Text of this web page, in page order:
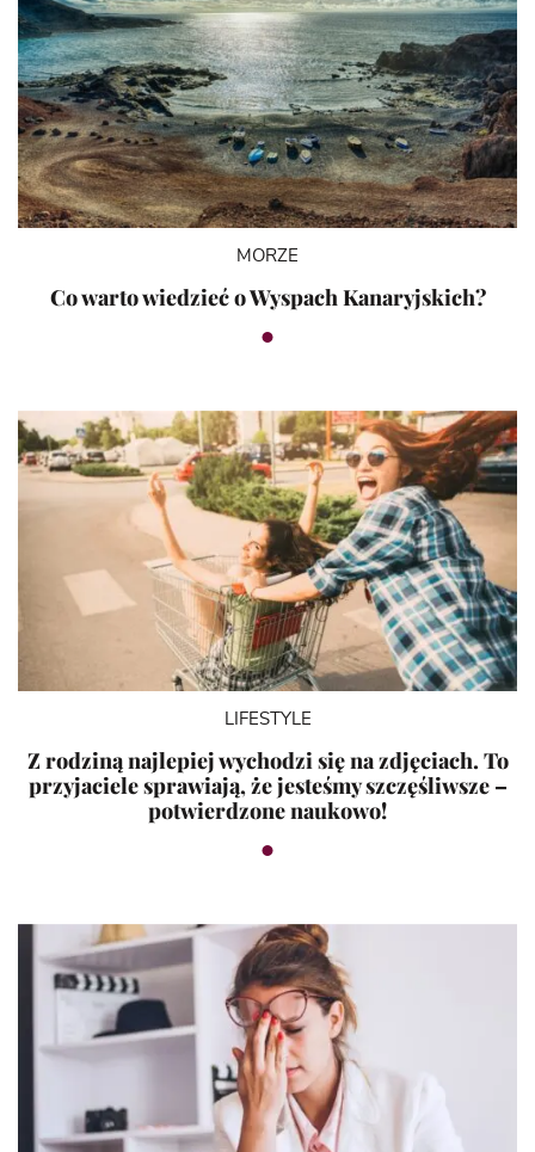
MORZE
Co warto wiedzieć o Wyspach Kanaryjskich?
LIFESTYLE
Z rodziną najlepiej wychodzi się na zdjęciach. To
przyjaciele sprawiają, że jesteśmy szczęśliwsze –
potwierdzone naukowo!